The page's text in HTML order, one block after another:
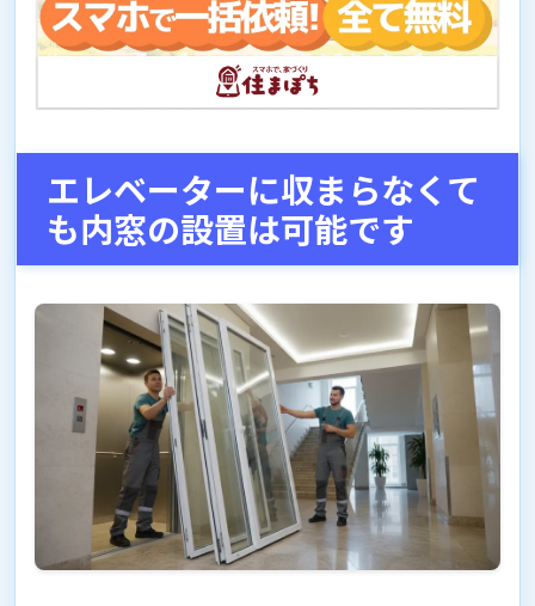
エレベーターに収まらなくて
も内窓の設置は可能です